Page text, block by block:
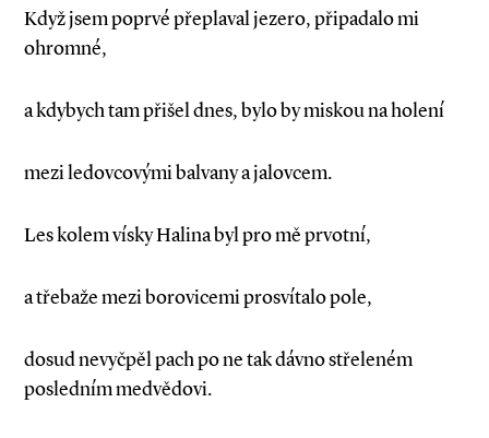
Když jsem poprvé přeplaval jezero, připadalo mi
ohromné,
a kdybych tam přišel dnes, bylo by miskou na holení
mezi ledovcovými balvany a jalovcem.
Les kolem vísky Halina byl pro mě prvotní,
a třebaže mezi borovicemi prosvítalo pole,
dosud nevyčpěl pach po ne tak dávno střeleném
posledním medvědovi.